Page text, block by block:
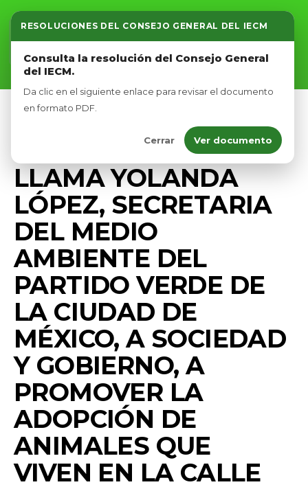
RESOLUCIONES DEL CONSEJO GENERAL DEL IECM
Consulta la resolución del Consejo General
del IECM.
Da clic en el siguiente enlace para revisar el documento
en formato PDF.
Cerrar Ver documento
Inicio
Nosotros
Afíliate
COMUNICADOS
LLAMA YOLANDA
LÓPEZ, SECRETARIA
DEL MEDIO
AMBIENTE DEL
PARTIDO VERDE DE
LA CIUDAD DE
MÉXICO, A SOCIEDAD
Y GOBIERNO, A
PROMOVER LA
ADOPCIÓN DE
ANIMALES QUE
VIVEN EN LA CALLE